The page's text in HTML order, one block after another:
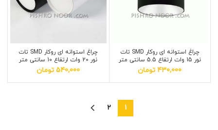
چراغ استوانه ای روکار SMD تات
نور 15 وات ارتفاع 5.5 سانتی متر
430,000 تومان
چراغ استوانه ای روکار SMD تات
نور 20 وات ارتفاع 10 سانتی متر
540,000 تومان
1
2